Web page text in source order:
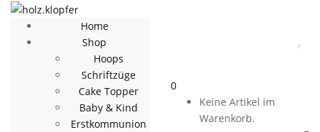
Home
Shop
Hoops
Schriftzüge
Cake Topper
Baby & Kind
Erstkommunion
0
Keine Artikel im
Warenkorb.